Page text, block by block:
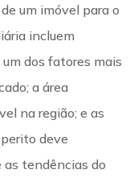
um imóvel para o
incluem
dos fatores mais
a área
na região; e as
deve
tendências do